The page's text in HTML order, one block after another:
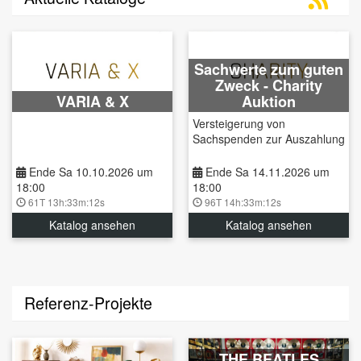
VARIA & X
Ende Sa 10.10.2026 um
18:00
61T 13h:33m:11s
Katalog ansehen
Sachwerte zum guten
Zweck - Charity
Auktion
Versteigerung von
Sachspenden zur Auszahlung
Spendenempfänger
Ende Sa 14.11.2026 um
18:00
96T 14h:33m:11s
Katalog ansehen
Referenz-Projekte